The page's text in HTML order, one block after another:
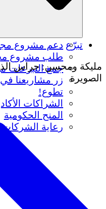
دعم مشروع
طلب مشروع
جمع التبرعات
زر مشاريعنا
تطوع!
الشراكات
المنح الحكومية
رعاية الشركات
تبرّع
مليكة ومحسن: حراس
الصويرة